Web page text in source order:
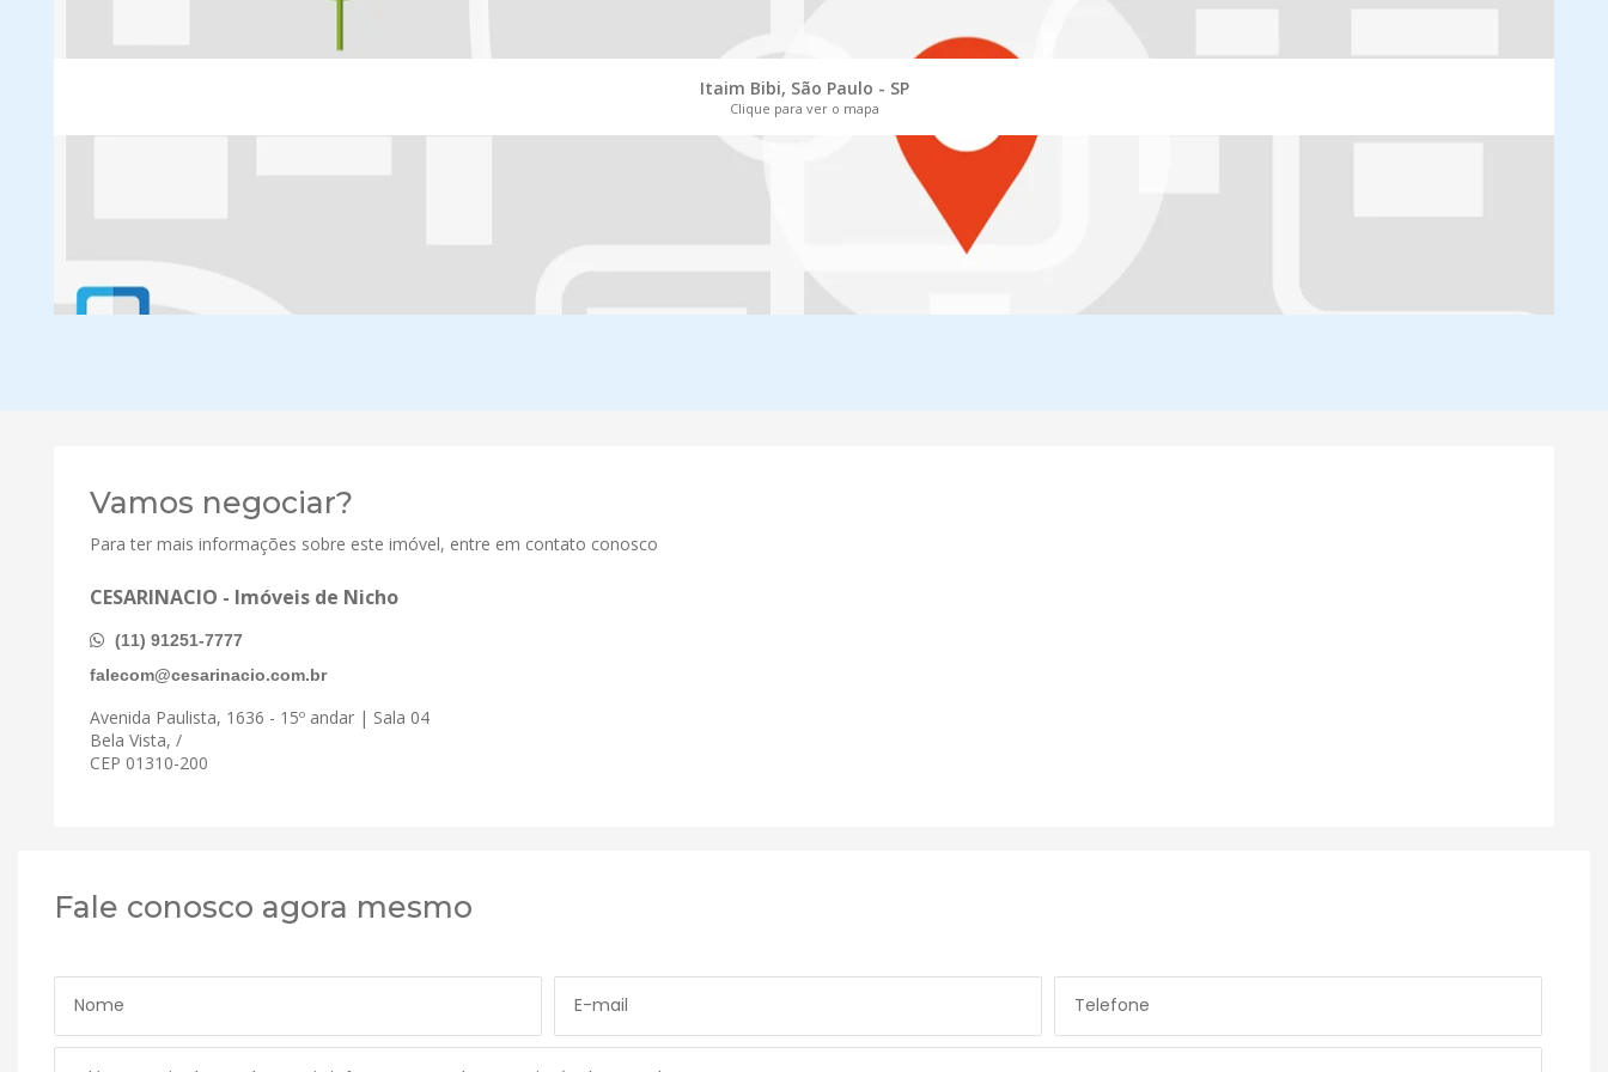
Itaim Bibi, São Paulo - SP
Clique para ver o mapa
Vamos negociar?
Para ter mais informações sobre este imóvel, entre em contato conosco
CESARINACIO - Imóveis de Nicho
(11) 91251-7777
falecom@cesarinacio.com.br
Avenida Paulista, 1636 - 15º andar | Sala 04
Bela Vista, /
CEP 01310-200
Fale conosco agora mesmo